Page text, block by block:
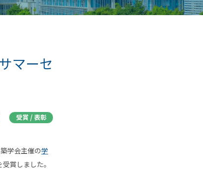
マーセ
受賞 / 表彰
学会主催の学
賞しました。